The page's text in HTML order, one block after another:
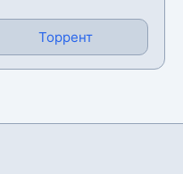
Торрент